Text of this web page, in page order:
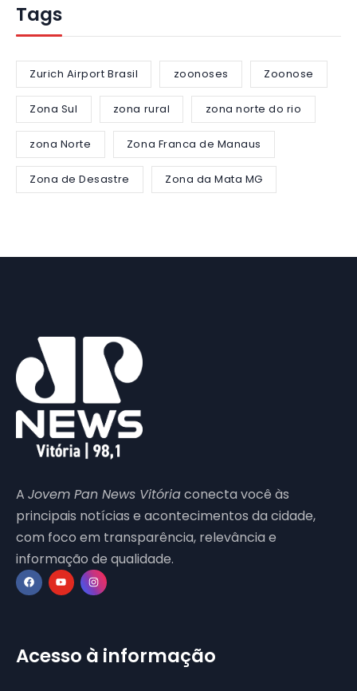
Tags
Zurich Airport Brasil zoonoses Zoonose
Zona Sul zona rural zona norte do rio
zona Norte Zona Franca de Manaus
Zona de Desastre Zona da Mata MG
A Jovem Pan News Vitóriaconecta você às
principais notícias e acontecimentos da cidade,
com foco em transparência, relevância e
informação de qualidade.
Acesso à informação